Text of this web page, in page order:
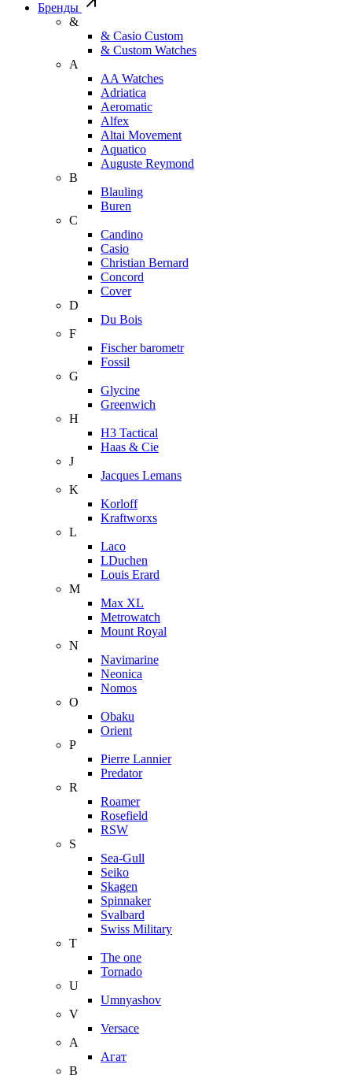
Бренды
&
& Casio Custom
& Custom Watches
A
AA Watches
Adriatica
Aeromatic
Alfex
Altai Movement
Aquatico
Auguste Reymond
B
Blauling
Buren
C
Candino
Casio
Christian Bernard
Concord
Cover
D
Du Bois
F
Fischer barometr
Fossil
G
Glycine
Greenwich
H
H3 Tactical
Haas & Cie
J
Jacques Lemans
K
Korloff
Kraftworxs
L
Laco
LDuchen
Louis Erard
M
Max XL
Metrowatch
Mount Royal
N
Navimarine
Neonica
Nomos
O
Obaku
Orient
P
Pierre Lannier
Predator
R
Roamer
Rosefield
RSW
S
Sea-Gull
Seiko
Skagen
Spinnaker
Svalbard
Swiss Military
T
The one
Tornado
U
Umnyashov
V
Versace
А
Агат
В